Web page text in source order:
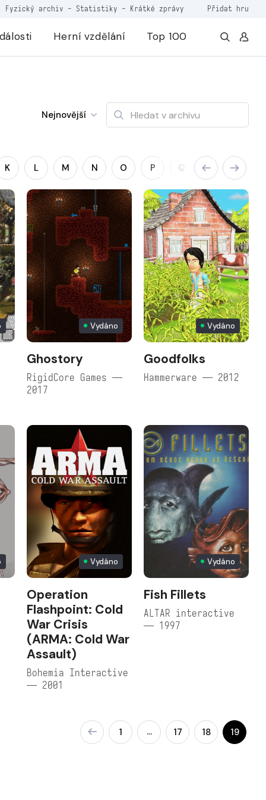
Fyzický archiv - Statistiky - Krátké zprávy Přidat hru
Herní vzdělání Top 100
Nejnovější
K L M N O P Q R S
Vydáno
Ghostory
RigidCore Games —
2017
Vydáno
Goodfolks
Hammerware — 2012
Vydáno
Operation
Flashpoint: Cold
War Crisis
(ARMA: Cold War
Assault)
Bohemia Interactive
— 2001
Vydáno
Fish Fillets
ALTAR interactive
— 1997
1 … 17 18 19